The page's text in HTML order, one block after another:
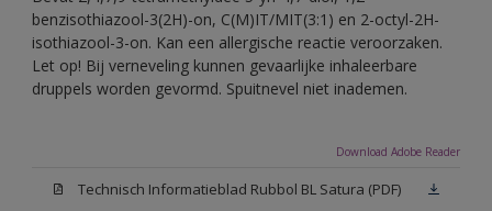
benzisothiazool-3(2H)-on, C(M)IT/MIT(3:1) en 2-octyl-2H-
isothiazool-3-on. Kan een allergische reactie veroorzaken.
Let op! Bij verneveling kunnen gevaarlijke inhaleerbare
druppels worden gevormd. Spuitnevel niet inademen.
Download Adobe Reader
Technisch Informatieblad Rubbol BL Satura (PDF)